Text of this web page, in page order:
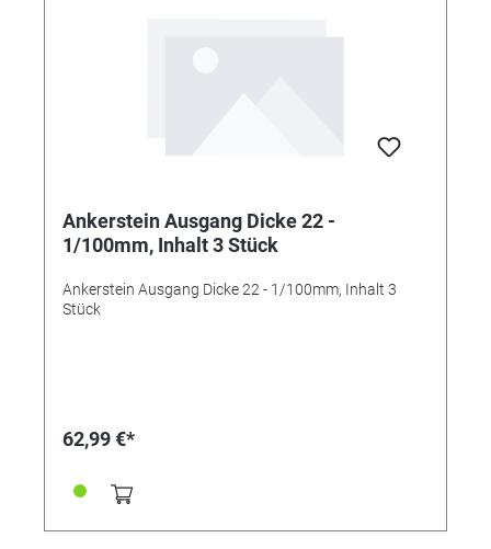
Ankerstein Ausgang Dicke 22 -
1/100mm, Inhalt 3 Stück
Ankerstein Ausgang Dicke 22 - 1/100mm, Inhalt 3
Stück
62,99 €*